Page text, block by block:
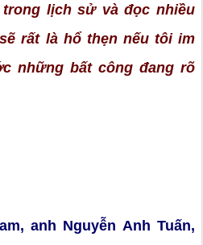
lịch sử và đọc nhiều
rất là hổ thẹn nếu tôi im
những bất công đang rõ
anh Nguyễn Anh Tuấn,